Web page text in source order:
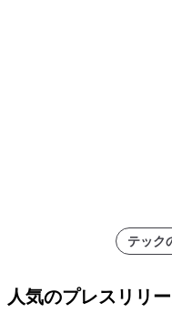
テック
人気のプレスリリ